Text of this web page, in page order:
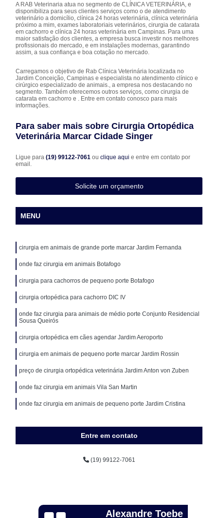
A RAB Veterinaria atua no segmento de CLÍNICA VETERINÁRIA, e
disponibiliza para seus clientes serviços como o de atendimento
veterinário a domicílio, clínica 24 horas veterinária, clínica veterinária
próximo a mim, exames laboratoriais veterinários, cirurgia de catarata
em cachorro e clínica 24 horas veterinária em Campinas. Para uma
maior satisfação dos clientes, a empresa busca investir nos melhores
profissionais do mercado, e em instalações modernas, garantindo
assim, a sua confiança e boa cotação no mercado.
Carregamos o objetivo de Rab Clínica Veterinária localizada no
Jardim Conceição, Campinas e especialista no atendimento clínico e
cirúrgico especializado de animais., a empresa nos destacando no
segmento. Também oferecemos outros serviços, como cirurgia de
catarata em cachorro e . Entre em contato conosco para mais
informações.
Para saber mais sobre Cirurgia Ortopédica
Veterinária Marcar Cidade Singer
Ligue para(19) 99122-7061ouclique aqui e entre em contato por
email.
Solicite um orçamento
MENU
cirurgia em animais de grande porte marcar Jardim Fernanda
onde faz cirurgia em animais Botafogo
cirurgia para cachorros de pequeno porte Botafogo
cirurgia ortopédica para cachorro DIC IV
onde faz cirurgia para animais de médio porte Conjunto Residencial
Sousa Queirós
cirurgia ortopédica em cães agendar Jardim Aeroporto
cirurgia em animais de pequeno porte marcar Jardim Rossin
preço de cirurgia ortopédica veterinária Jardim Anton von Zuben
onde faz cirurgia em animais Vila San Martin
onde faz cirurgia em animais de pequeno porte Jardim Cristina
Entre em contato
(19) 99122-7061
Alexandre Toebe